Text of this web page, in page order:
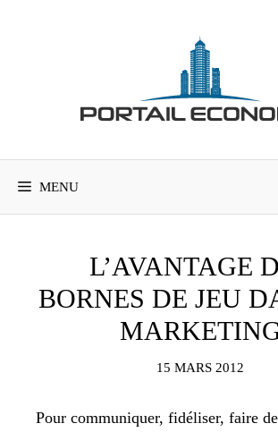
MENU
L’AVANTAGE
BORNES DE JEU
15 MARS 2012
Pour communiquer, fidéliser, faire